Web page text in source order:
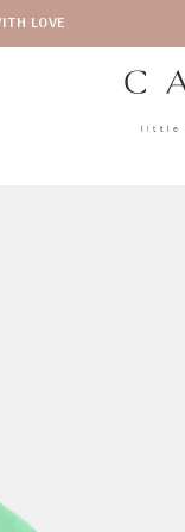
LOVE